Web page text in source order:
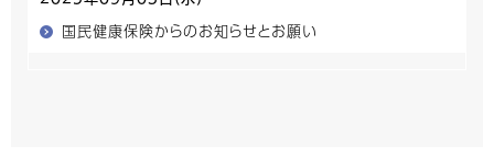
国民健康保険からのお知らせとお願い